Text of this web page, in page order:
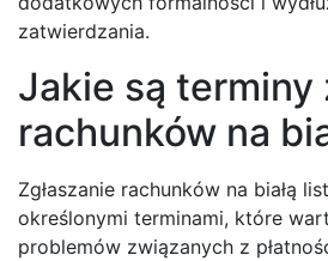
zatwierdzania.
Jakie są terminy
rachunków na
Zgłaszanie rachunków na białą
określonymi terminami, które
problemów związanych z